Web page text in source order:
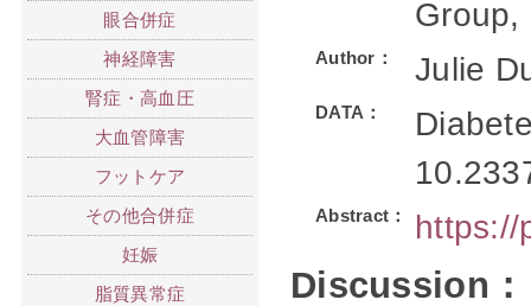
Group,
Author： Julie
DATA：
Abstract： https://
Discussion：
眼合併症
神経障害
腎症・高血圧
大血管障害
フットケア
その他合併症
妊娠
脂質異常症